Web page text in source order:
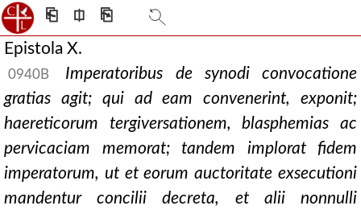
⎗ ⎅ ⎘
Epistola X.
0940B
Imperatoribus de synodi convocatione
gratias agit; qui ad eam convenerint, exponit;
haereticorum tergiversationem, blasphemias ac
pervicaciam memorat; tandem implorat fidem
imperatorum, ut et eorum auctoritate exsecutioni
mandentur concilii decreta, et alii nonnulli